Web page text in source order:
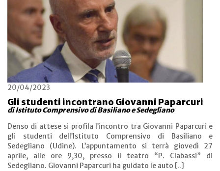
20/04/2023
Gli studenti incontrano Giovanni Paparcuri
di Istituto Comprensivo di Basiliano e Sedegliano
Denso di attese si profila l’incontro tra Giovanni Paparcuri e
gli studenti dell’Istituto Comprensivo di Basiliano e
Sedegliano (Udine). L’appuntamento si terrà giovedì 27
aprile, alle ore 9,30, presso il teatro “P. Clabassi” di
Sedegliano. Giovanni Paparcuri ha guidato le auto [..]